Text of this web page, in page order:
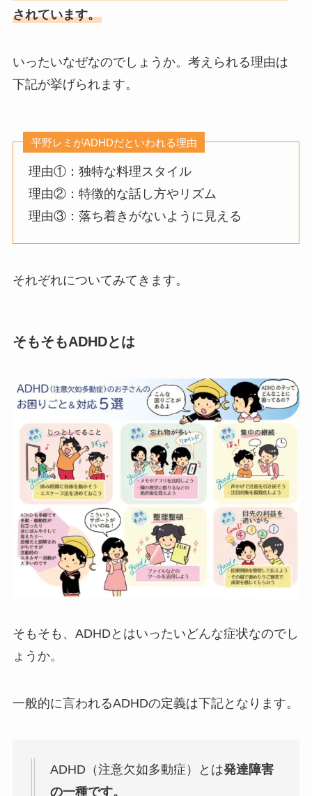
されています。
いったいなぜなのでしょうか。考えられる理由は
下記が挙げられます。
平野レミがADHDだといわれる理由
理由①：独特な料理スタイル
理由②：特徴的な話し方やリズム
理由③：落ち着きがないように見える
それぞれについてみてきます。
そもそもADHDとは
そもそも、ADHDとはいったいどんな症状なのでし
ょうか。
一般的に言われるADHDの定義は下記となります。
ADHD（注意欠如多動症）とは発達障害
の一種です。